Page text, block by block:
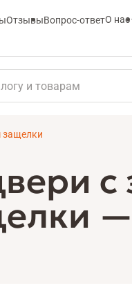
ОтзывыВопрос-ответО нас
защелки